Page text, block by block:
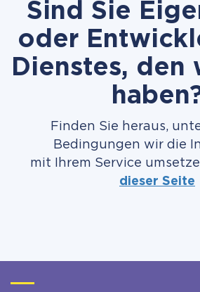
Sind Sie
oder
Dienstes, den
Finden Sie heraus,
Bedingungen wir die
mit Ihrem Service
dieser Seite